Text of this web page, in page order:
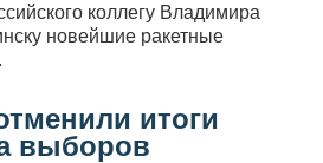
коллегу Владимира
новейшие ракетные
итоги
выборов